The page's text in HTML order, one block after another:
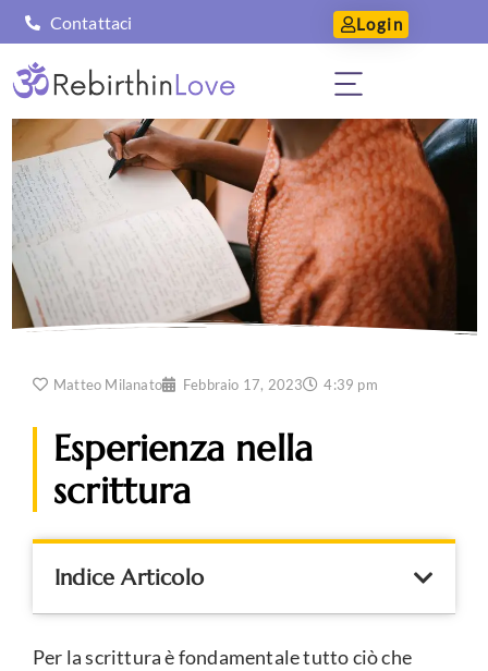
Contattaci Login
Matteo Milanato Febbraio 17, 2023 4:39 pm
Esperienza nella
scrittura
Indice Articolo
Per la scrittura è fondamentale tutto ciò che